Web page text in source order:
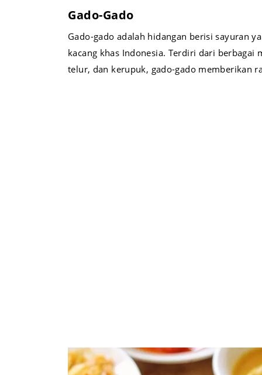
Gado-Gado
Gado-gado adalah hidangan berisi sayuran
kacang khas Indonesia. Terdiri dari berbagai
telur, dan kerupuk, gado-gado memberikan